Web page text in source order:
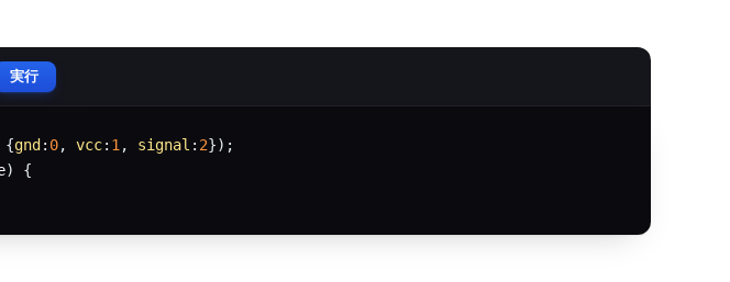
実行
{gnd : 0, vcc: 1 , signal : 2});
) {